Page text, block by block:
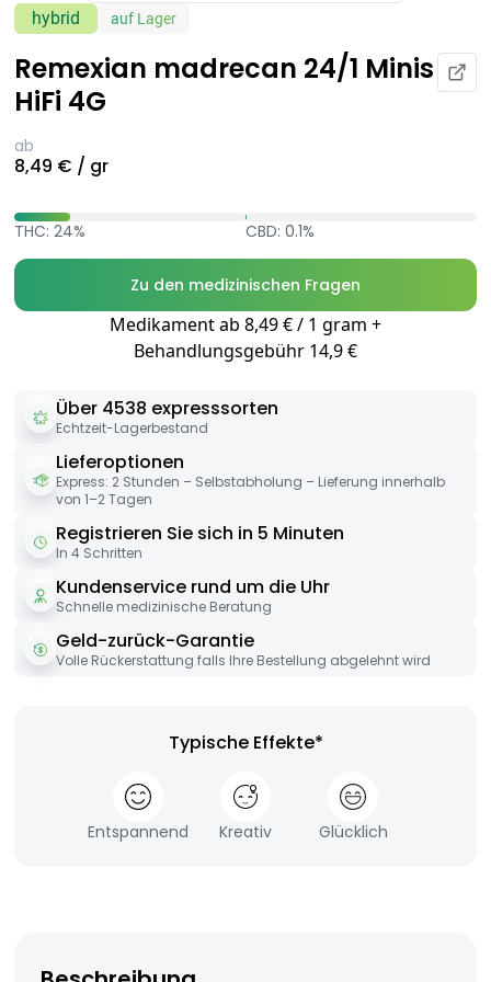
hybrid auf Lager
Remexian madrecan 24/1 Minis
HiFi 4G
ab
8,49 € / gr
THC: 24% CBD: 0.1%
Zu den medizinischen Fragen
Medikament ab 8,49 € / 1 gram +
Behandlungsgebühr 14,9 €
Über 4538 expresssorten
Echtzeit-Lagerbestand
Lieferoptionen
Express: 2 Stunden – Selbstabholung – Lieferung innerhalb
von 1–2 Tagen
Registrieren Sie sich in 5 Minuten
In 4 Schritten
Kundenservice rund um die Uhr
Schnelle medizinische Beratung
Geld-zurück-Garantie
Volle Rückerstattung falls Ihre Bestellung abgelehnt wird
Typische Effekte*
Entspannend Kreativ Glücklich